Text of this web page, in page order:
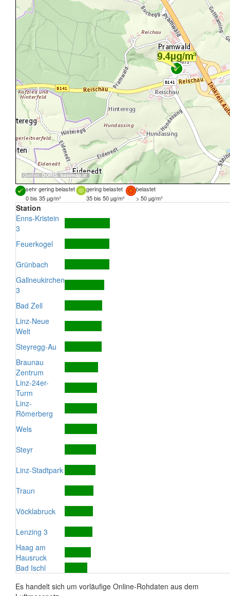
Quellen: DORIS, basemap.at
sehr gering belastet gering belastet
belastet
0 bis 35 µg/m³
35 bis 50 µg/m³ > 50 µg/m³
Station
Enns-Kristein
3
Feuerkogel
Grünbach
Gallneukirchen
3
Bad Zell
Linz-Neue
Welt
Steyregg-Au
Braunau
Zentrum
Linz-24er-
Turm
Linz-
Römerberg
Wels
Steyr
Linz-Stadtpark
Traun
Vöcklabruck
Lenzing 3
Haag am
Hausruck
Bad Ischl
Es handelt sich um vorläufige Online-Rohdaten aus dem